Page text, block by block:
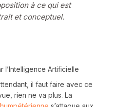
à ce qui est
et conceptuel.
l’Intelligence Artificielle
il faut faire avec ce
rien ne va plus. La